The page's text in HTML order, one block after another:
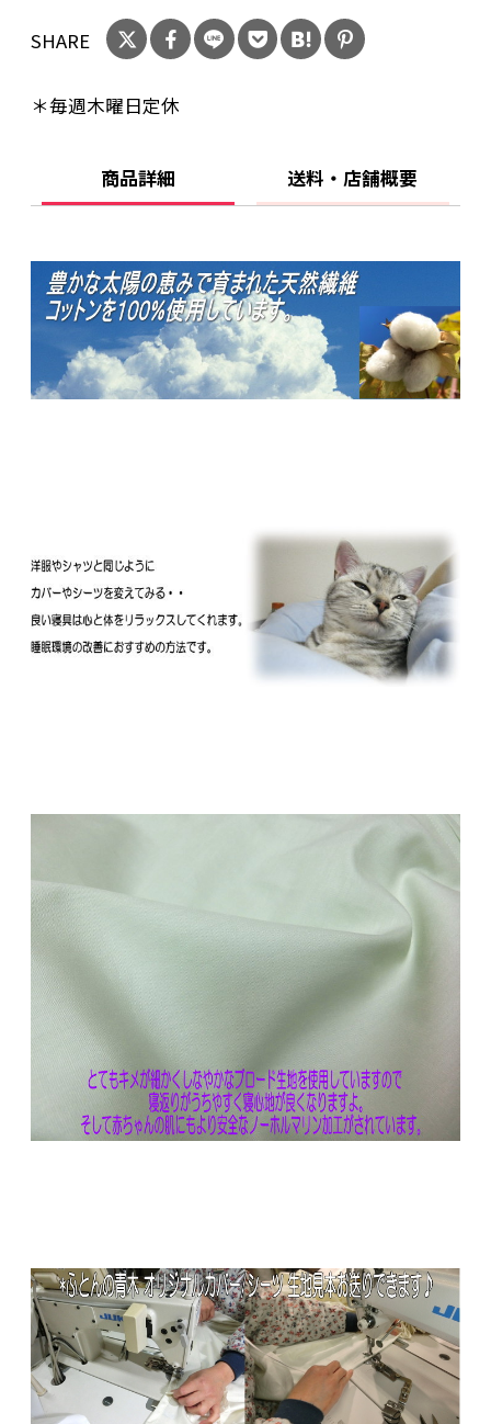
*ふとんの青木オリジナル商品です。ベテラン職
人の手により1枚1枚当店にてお仕立ていたしま
の送料はお客様ご負担となりますこと御了承下
さい。
*ヤマト運輸メール便（ネコポス便）で送料無料
でお送りします。ポスト投函となる商品です。複
数商品と同梱出荷のときは荷物サイズによって
は普通宅配便となることがあります。
こちらの枕カバーは一般的な形状のそば枕やパ
枕の実寸が枕カバーのサイズと同じでも対応出
来ない場合がございます。
当方では判断出来かねますので特殊な形状の枕
のときは専用の枕カバーをご利用になるか、
ご確認されてからお求め頂きますようお願い申
し上げます。
SHARE
＊毎週木曜日定休
商品詳細 送料・店舗概要